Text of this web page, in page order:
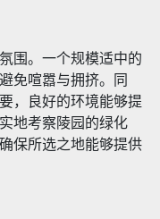
围。一个规模适中的
免喧嚣与拥挤。同
，良好的环境能够提
地考察陵园的绿化
保所选之地能够提供